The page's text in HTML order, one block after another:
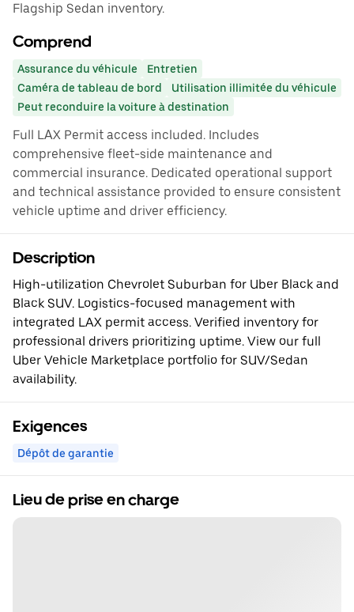
Flagship Sedan inventory.
Comprend
Assurance du véhicule
Entretien
Caméra de tableau de bord
Utilisation illimitée du véhicule
Peut reconduire la voiture à destination
Full LAX Permit access included. Includes
comprehensive fleet-side maintenance and
commercial insurance. Dedicated operational support
and technical assistance provided to ensure consistent
vehicle uptime and driver efficiency.
Description
High-utilization Chevrolet Suburban for Uber Black and
Black SUV. Logistics-focused management with
integrated LAX permit access. Verified inventory for
professional drivers prioritizing uptime. View our full
Uber Vehicle Marketplace portfolio for SUV/Sedan
availability.
Exigences
Dépôt de garantie
Lieu de prise en charge